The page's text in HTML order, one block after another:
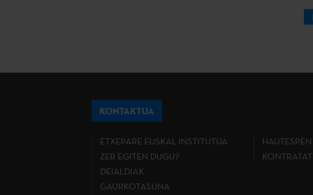
KONTAKTUA
ETXEPARE EUSKAL INSTITUTUA
ZER EGITEN DUGU?
DEIALDIAK
GAURKOTASUNA